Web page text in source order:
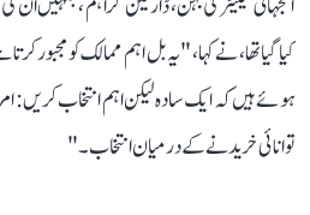
کیا گیا تھا، نے کہا، "یہ بل اہم ممالک کو مجبور
ہوئے ہیں کہ ایک سادہ لیکن اہم انتخاب کریں:
توانائی خریدنے کے درمیان انتخاب۔"